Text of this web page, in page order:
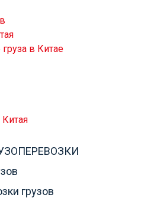
в Китае
грузов